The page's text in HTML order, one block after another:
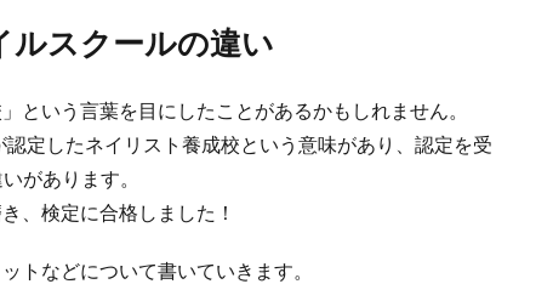
ルスクールの違い
という言葉を目にしたことがあるかもしれません。
定したネイリスト養成校という意味があり、認定を受
があります。
、検定に合格しました！
トなどについて書いていきます。